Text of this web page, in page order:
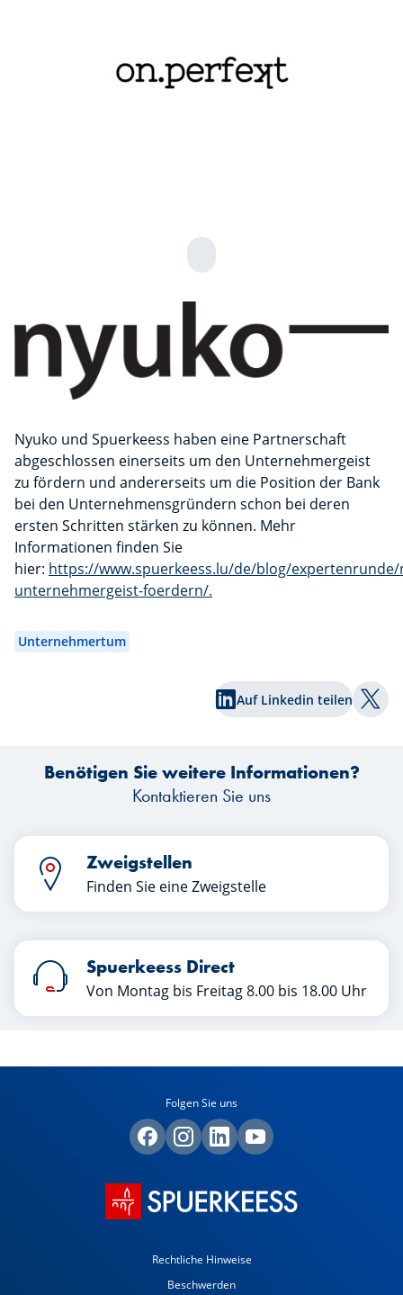
Nyuko und Spuerkeess haben eine Partnerschaft
abgeschlossen einerseits um den Unternehmergeist
zu fördern und andererseits um die Position der Bank
bei den Unternehmensgründern schon bei deren
ersten Schritten stärken zu können. Mehr
Informationen finden Sie
hier: https://www.spuerkeess.lu/de/blog/expertenrunde/
unternehmergeist-foerdern/.
Unternehmertum
Auf Linkedin teilen Auf
Benötigen Sie weitere Informationen?
Kontaktieren Sie uns
Zweigstellen
Finden Sie eine Zweigstelle
Spuerkeess Direct
Von Montag bis Freitag 8.00 bis 18.00 Uhr
Folgen Sie uns
Rechtliche Hinweise
Beschwerden